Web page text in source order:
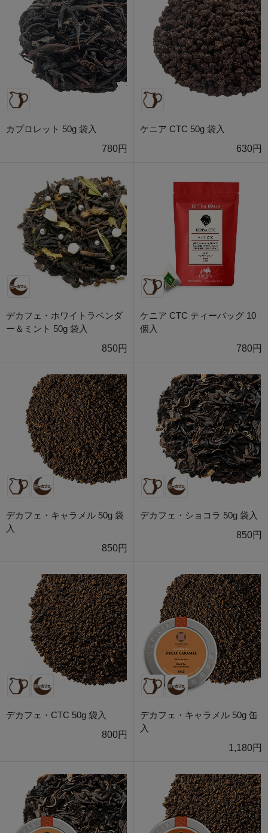
カプロレット 50g 袋入
780円
ケニア CTC 50g 袋入
630円
デカフェ・ホワイトラベンダ
ー＆ミント 50g 袋入
850円
ケニア CTC ティーバッグ 10
個入
780円
デカフェ・キャラメル 50g 袋
入
850円
デカフェ・ショコラ 50g 袋入
850円
デカフェ・CTC 50g 袋入
800円
デカフェ・キャラメル 50g 缶
入
1,180円